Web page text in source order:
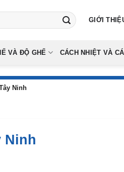
GIỚI
VÀ ĐỘ GHẾ CÁCH NHIỆT VÀ
Ninh
Ninh